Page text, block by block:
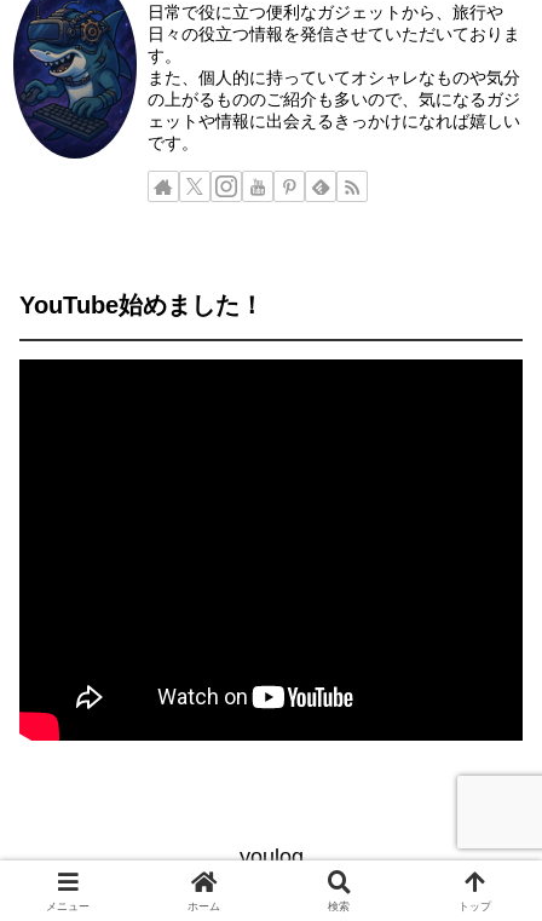
日常で役に立つ便利なガジェットから、旅行や
日々の役立つ情報を発信させていただいておりま
す。
また、個人的に持っていてオシャレなものや気分
の上がるもののご紹介も多いので、気になるガジ
ェットや情報に出会えるきっかけになれば嬉しい
です。
YouTube始めました！
youlog
メニュー ホーム 検索 トップ